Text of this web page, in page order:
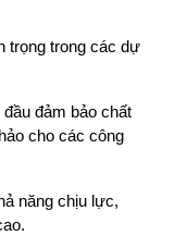
trọng trong các dự
đảm bảo chất
cho các công
năng chịu lực,